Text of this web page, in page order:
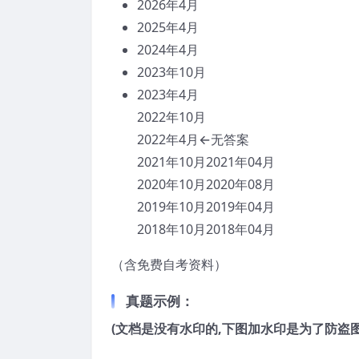
2026年4月
2025年4月
2024年4月
2023年10月
2023年4月
2022年10月
2022年4月←无答案
2021年10月2021年04月
2020年10月2020年08月
2019年10月2019年04月
2018年10月2018年04月
（含免费自考资料）
真题示例：
(文档是没有水印的,下图加水印是为了防盗